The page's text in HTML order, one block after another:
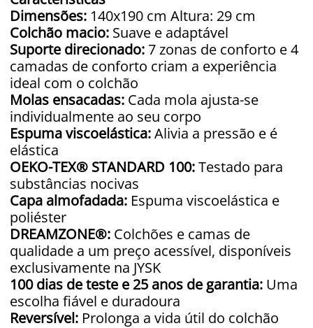
Dimensões: 140x190 cm Altura: 29 cm
Colchão macio: Suave e adaptável
Suporte direcionado:7 zonas de conforto e 4
camadas de conforto criam a experiência
ideal com o colchão
Molas ensacadas: Cada mola ajusta-se
individualmente ao seu corpo
Espuma viscoelástica:Alivia a pressão e é
elástica
OEKO-TEX® STANDARD 100:Testado para
substâncias nocivas
Capa almofadada: Espuma viscoelástica e
poliéster
DREAMZONE®: Colchões e camas de
qualidade a um preço acessível, disponíveis
exclusivamente na JYSK
100 dias de teste e 25 anos de garantia: Uma
escolha fiável e duradoura
Reversível: Prolonga a vida útil do colchão